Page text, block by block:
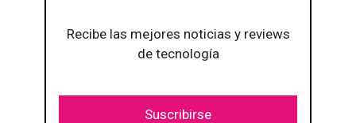
Recibe las mejores noticias y reviews
de tecnología
Suscribirse